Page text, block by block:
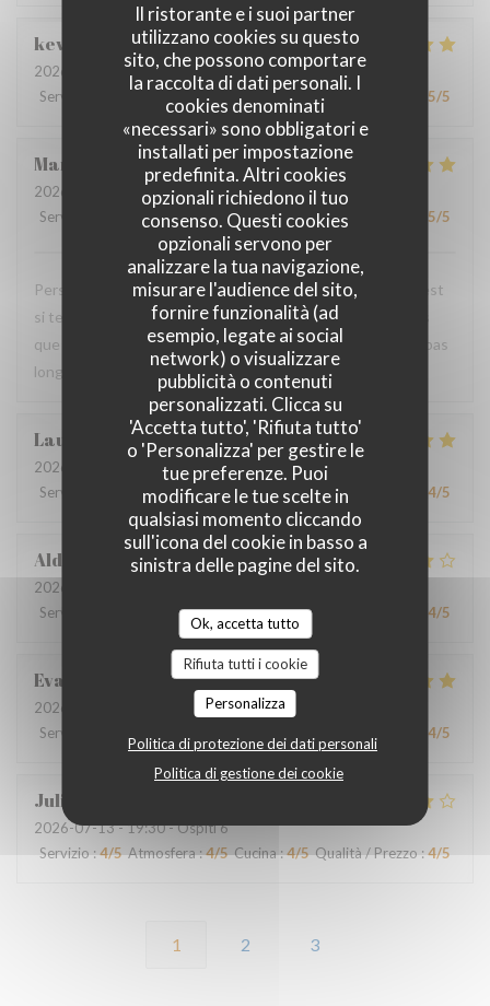
Il ristorante e i suoi partner
utilizzano cookies su questo
sito, che possono comportare
la raccolta di dati personali. I
cookies denominati
«necessari» sono obbligatori e
installati per impostazione
predefinita. Altri cookies
opzionali richiedono il tuo
consenso. Questi cookies
opzionali servono per
analizzare la tua navigazione,
misurare l'audience del sito,
fornire funzionalità (ad
esempio, legate ai social
network) o visualizzare
pubblicità o contenuti
personalizzati. Clicca su
'Accetta tutto', 'Rifiuta tutto'
o 'Personalizza' per gestire le
tue preferenze. Puoi
modificare le tue scelte in
qualsiasi momento cliccando
sull'icona del cookie in basso a
sinistra delle pagine del sito.
Ok, accetta tutto
Rifiuta tutti i cookie
Personalizza
Politica di protezione dei dati personali
Politica di gestione dei cookie
kevin
2026-07-24
- 19:00 - Ospiti 4
Servizio
: 4 Cucina 5 Qualità / Prezzo 5/5
Mandy
2026-07-18
- 20:00 - Ospiti 2
Servizio
Atmosfera:5/5 Cucina: 5/5 Qualità / Prezzo 5/5
Personnel très agréable et à l'écoute du client. La viande est
si tendre et tous les accompagnements sont exquis ! Plus
que ravis de votre restaurant et nous y reviendrons dans pas
longtemps.
Laurence M
2026-07-20
- 19:30 - Ospiti 4
Servizio
Atmosfera:4/5 Cucina: 5/5 Qualità / Prezzo 4/5
Aldo
2026-07-18
Servizio
Atmosfera:4/5 Cucina:4/5 4/5
Eva
2026-07-16
- 20:00 - Ospiti 2
Servizio
4/5
Julie
2026-07-13- 19:30 - Ospiti 6
Servizio:4/5 Atmosfera:4/5 Cucina:4/5 Qualità / Prezzo :4/5
1 2 3